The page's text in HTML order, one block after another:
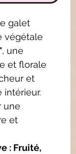
galet
végétale
, une
et florale
et
intérieur.
une
et
: Fruité,